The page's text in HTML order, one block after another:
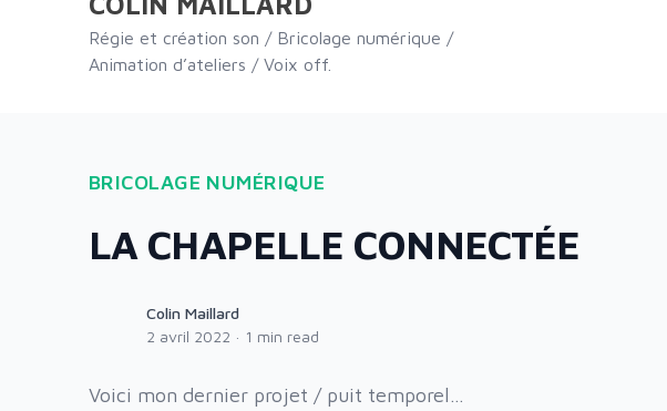
Régie et création son / Bricolage numérique /
Animation d’ateliers / Voix off.
BRICOLAGE NUMÉRIQUE
LA CHAPELLE CONNECTÉE
Colin Maillard
Colin Maillard
2 avril 2022 · 1 min read
Voici mon dernier projet / puit temporel…